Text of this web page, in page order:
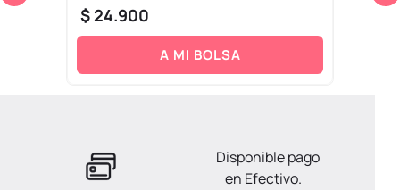
$ 24.900
A MI BOLSA
Disponible pago
en Efectivo.